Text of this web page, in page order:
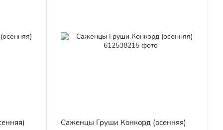
Саженцы Груши Конкорд (осенняя)